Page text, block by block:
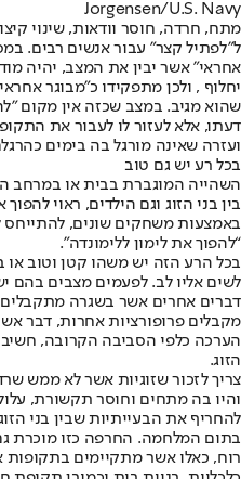
Jorgensen/U.S. Navy
מתח, חרדה, חוסר וודאות, שינוי
ל"לפתיל קצר" עבור אנשים רבים.
אחראי" אשר יבין את המצב, יהיה
יחלוף , ולכן מתפקידו כ"מבוגר
שהוא מגיב. במצב שכזה אין מקום
דעתו, אלא לעזור לו לעבור את
ועזרה שאינה מורגל בה בימים
בכל רע יש גם טוב
השהייה המוגברת בבית או במרחב
בין בני הזוג וגם הילדים, ראוי
באמצעות משחקים שונים, להתייחס
“להפוך את לימון ללימונדה”.
בכל הרע הזה יש משהו קטן וטוב
לשים אליו לב. לפעמים מצבים בהם
דברים אחרים אשר בשגרה
מקבלים פרופורציות אחרות, דבר
הערכה כלפי הסביבה הקרובה,
הזוג.
צריך לזכור שזוגיות אשר לא ממש
והיו בה מתחים וחוסר תקשורת,
להחריף את הבעייתיות שבין בני
בתום המלחמה. החרפה כזו מוכרת
רוח, כאלו אשר מתקיימים